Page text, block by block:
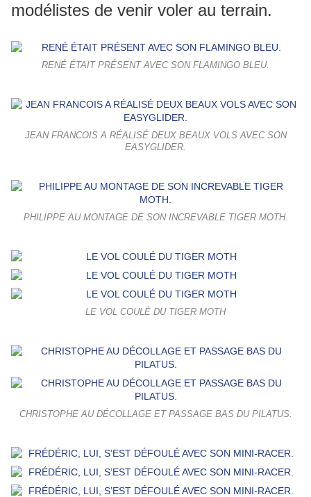
modélistes de venir voler au terrain.
RENÉ ÉTAIT PRÉSENT AVEC SON FLAMINGO BLEU.
JEAN FRANCOIS A RÉALISÉ DEUX BEAUX VOLS AVEC SON
EASYGLIDER.
PHILIPPE AU MONTAGE DE SON INCREVABLE TIGER MOTH.
LE VOL COULÉ DU TIGER MOTH
CHRISTOPHE AU DÉCOLLAGE ET PASSAGE BAS DU PILATUS.